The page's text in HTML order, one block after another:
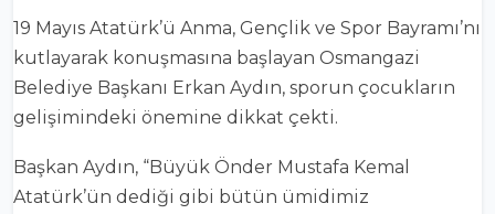
19 Mayıs Atatürk’ü Anma, Gençlik ve Spor Bayramı’nı
kutlayarak konuşmasına başlayan Osmangazi
Belediye Başkanı Erkan Aydın, sporun çocukların
gelişimindeki önemine dikkat çekti.
Başkan Aydın, “Büyük Önder Mustafa Kemal
Atatürk’ün dediği gibi bütün ümidimiz